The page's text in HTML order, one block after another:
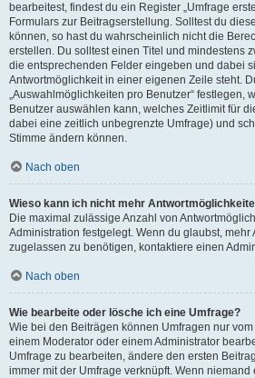
bearbeitest, findest du ein Register „Umfrage
Formulars zur Beitragserstellung. Solltest du
können, so hast du wahrscheinlich nicht die
erstellen. Du solltest einen Titel und mindestens
die entsprechenden Felder eingeben und dabei
Antwortmöglichkeit in einer eigenen Zeile steht.
„Auswahlmöglichkeiten pro Benutzer“ festlegen,
Benutzer auswählen kann, welches Zeitlimit für
dabei eine zeitlich unbegrenzte Umfrage) und
Stimme ändern können.
Nach oben
Wieso kann ich nicht mehr
Die maximal zulässige Anzahl von
Administration festgelegt. Wenn du glaubst,
zugelassen zu benötigen, kontaktiere einen
Nach oben
Wie bearbeite oder lösche ich eine Umfrage?
Wie bei den Beiträgen können Umfragen nur
einem Moderator oder einem Administrator
Umfrage zu bearbeiten, ändere den ersten
immer mit der Umfrage verknüpft. Wenn